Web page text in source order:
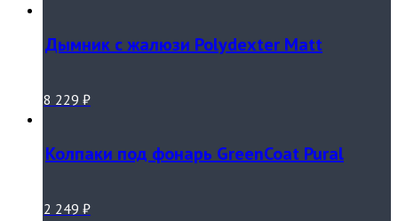
Дымник с жалюзи Polydexter Matt
8 229 ₽
Колпаки под фонарь GreenCoat Pural
2 249 ₽